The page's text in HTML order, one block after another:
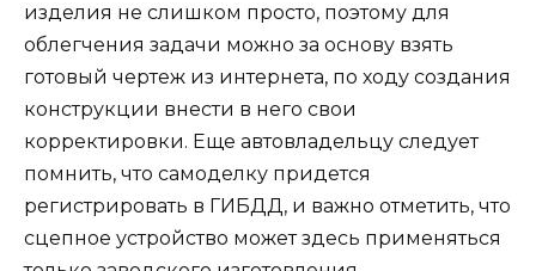
изделия не слишком просто, поэтому для
облегчения задачи можно за основу взять
готовый чертеж из интернета, по ходу создания
конструкции внести в него свои
корректировки. Еще автовладельцу следует
помнить, что самоделку придется
регистрировать в ГИБДД, и важно отметить, что
сцепное устройство может здесь применяться